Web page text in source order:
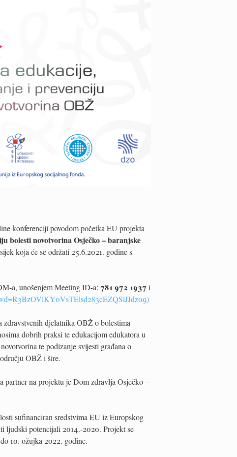
konferenciji povodom početka EU projekta
bolesti novotvorina Osječko – baranjske
koja će se održati 25.6.2021. godine s
a, unošenjem Meeting ID-a: 781 972 1937 i
djelatnika OBŽ o bolestima
dobrih praksi te edukacijom edukatora u
te podizanje svijesti građana o
OBŽ i šire.
na projektu je Dom zdravlja Osječko –
sufinanciran sredstvima EU iz Europskog
ljudski potencijali 2014.-2020. Projekt se
10. ožujka 2022. godine.